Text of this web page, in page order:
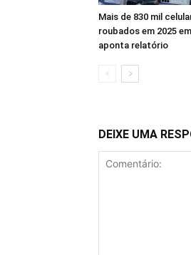
Mais de 830 mil
roubados em 2025
aponta relatório
DEIXE UMA